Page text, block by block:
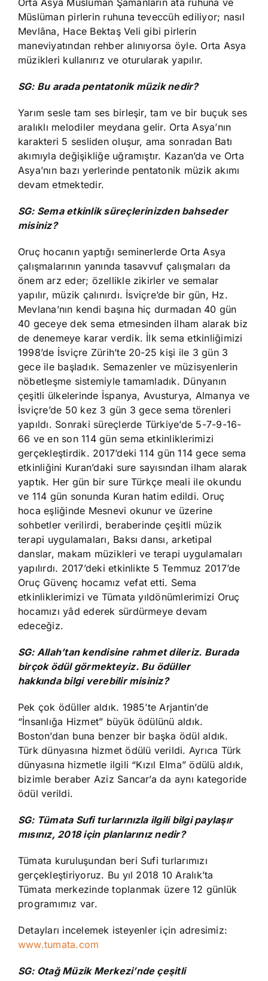
Orta Asya Müslüman Şamanların ata ruhuna ve
Müslüman pirlerin ruhuna teveccüh ediliyor; nasıl
Mevlâna, Hace Bektaş Veli gibi pirlerin
maneviyatından rehber alınıyorsa öyle. Orta Asya
müzikleri kullanırız ve oturularak yapılır.
SG: Bu arada pentatonik müzik nedir?
Yarım sesle tam ses birleşir, tam ve bir buçuk ses
aralıklı melodiler meydana gelir. Orta Asya’nın
karakteri 5 sesliden oluşur, ama sonradan Batı
akımıyla değişikliğe uğramıştır. Kazan’da ve Orta
Asya’nın bazı yerlerinde pentatonik müzik akımı
devam etmektedir.
SG: Sema etkinlik süreçlerinizden bahseder
misiniz?
Oruç hocanın yaptığı seminerlerde Orta Asya
çalışmalarının yanında tasavvuf çalışmaları da
önem arz eder; özellikle zikirler ve semalar
yapılır, müzik çalınırdı. İsviçre’de bir gün, Hz.
Mevlana’nın kendi başına hiç durmadan 40 gün
40 geceye dek sema etmesinden ilham alarak biz
de denemeye karar verdik. İlk sema etkinliğimizi
1998’de İsviçre Zürih’te 20-25 kişi ile 3 gün 3
gece ile başladık. Semazenler ve müzisyenlerin
nöbetleşme sistemiyle tamamladık. Dünyanın
çeşitli ülkelerinde İspanya, Avusturya, Almanya ve
İsviçre’de 50 kez 3 gün 3 gece sema törenleri
yapıldı. Sonraki süreçlerde Türkiye’de 5-7-9-16-
66 ve en son 114 gün sema etkinliklerimizi
gerçekleştirdik. 2017’deki 114 gün 114 gece sema
etkinliğini Kuran’daki sure sayısından ilham alarak
yaptık. Her gün bir sure Türkçe meali ile okundu
ve 114 gün sonunda Kuran hatim edildi. Oruç
hoca eşliğinde Mesnevi okunur ve üzerine
sohbetler verilirdi, beraberinde çeşitli müzik
terapi uygulamaları, Baksı dansı, arketipal
danslar, makam müzikleri ve terapi uygulamaları
yapılırdı. 2017’deki etkinlikte 5 Temmuz 2017’de
Oruç Güvenç hocamız vefat etti. Sema
etkinliklerimizi ve Tümata yıldönümlerimizi Oruç
hocamızı yâd ederek sürdürmeye devam
edeceğiz.
SG: Allah’tan kendisine rahmet dileriz. Burada
birçok ödül görmekteyiz. Bu ödüller
hakkında bilgi verebilir misiniz?
Pek çok ödüller aldık. 1985’te Arjantin’de
“İnsanlığa Hizmet” büyük ödülünü aldık.
Boston’dan buna benzer bir başka ödül aldık.
Türk dünyasına hizmet ödülü verildi. Ayrıca Türk
dünyasına hizmetle ilgili “Kızıl Elma” ödülü aldık,
bizimle beraber Aziz Sancar’a da aynı kategoride
ödül verildi.
SG: Tümata Sufi turlarınızla ilgili bilgi paylaşır
mısınız, 2018 için planlarınız nedir?
Tümata kuruluşundan beri Sufi turlarımızı
gerçekleştiriyoruz. Bu yıl 2018 10 Aralık’ta
Tümata merkezinde toplanmak üzere 12 günlük
programımız var.
Detayları incelemek isteyenler için adresimiz:
www.tumata.com
SG: Otağ Müzik Merkezi’nde çeşitli